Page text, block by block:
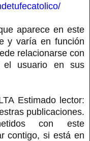
aparece en este
y varía en función
relacionarse con
el usuario en sus
Estimado lector:
publicaciones.
con este
contigo, si está en